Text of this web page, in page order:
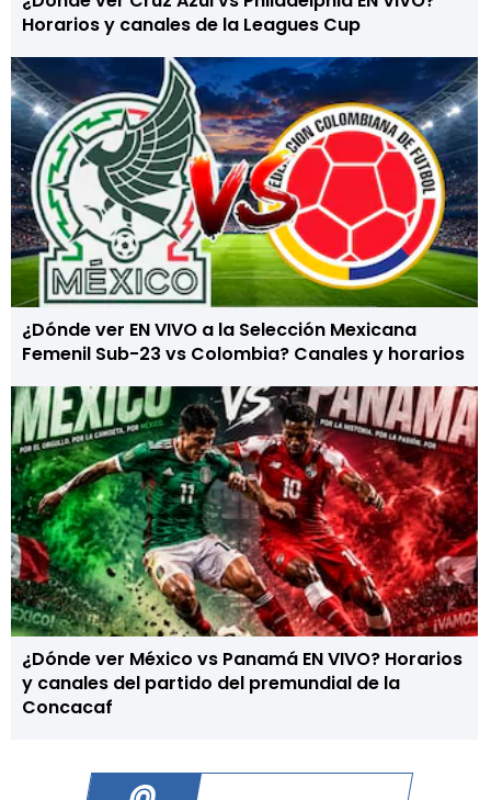
Horarios y canales de la Leagues Cup
¿Dónde ver EN VIVO a la Selección Mexicana
Femenil Sub-23 vs Colombia? Canales y horarios
¿Dónde ver México vs Panamá EN VIVO? Horarios
y canales del partido del premundial de la
Concacaf